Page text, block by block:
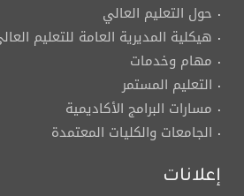
حول التعليم العالي
هيكلية المديرية العامة للتعليم العالي
مهام وخدمات
التعليم المستمر
مسارات البرامج الأكاديمية
الجامعات والكليات المعتمدة
إعلانات